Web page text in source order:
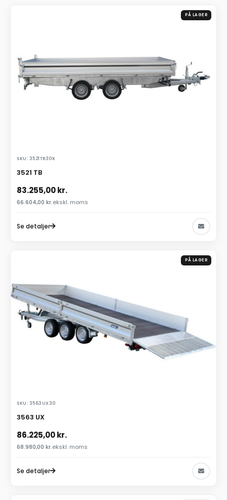
PÅ LAGER
SKU: 3521TB30K
3521 TB
83.255,00kr.
66.604,00 kr.ekskl. moms
Se detaljer
PÅ LAGER
SKU: 3563UX30
3563 UX
86.225,00kr.
68.980,00 kr.ekskl. moms
Se detaljer